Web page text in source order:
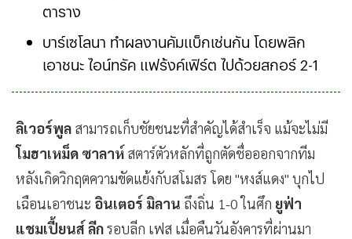
ตาราง
บาร์เซโลนา ทำผลงานคัมแบ็กเช่นกัน โดยพลิก
เอาชนะ ไอน์ทรัค แฟร้งค์เฟิร์ต ไปด้วยสกอร์ 2-1
ลิเวอร์พูล สามารถเก็บชัยชนะที่สำคัญได้สำเร็จ แม้จะไม่มี
โมฮาเหม็ด ซาลาห์ สตาร์ตัวหลักที่ถูกตัดชื่อออกจากทีม
หลังเกิดวิกฤตความขัดแย้งกับสโมสร โดย "หงส์แดง" บุกไป
เฉือนเอาชนะ อินเตอร์ มิลาน ถึงถิ่น 1-0 ในศึก ยูฟ่า
แชมเปี้ยนส์ ลีกรอบลีก เฟส เมื่อคืนวันอังคารที่ผ่านมา